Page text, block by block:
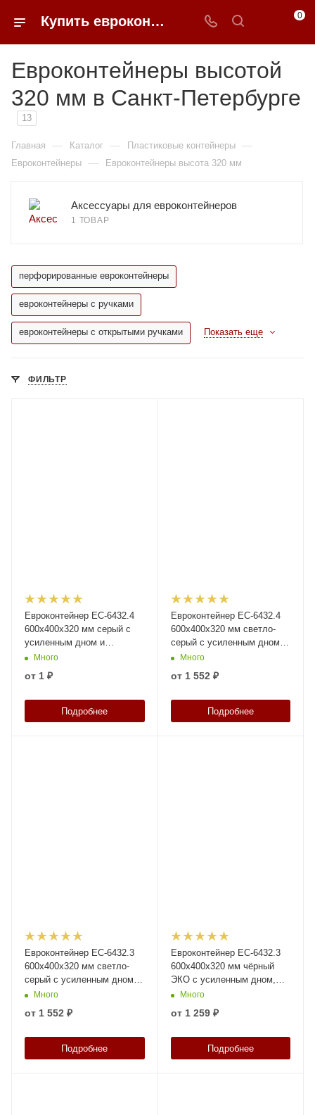
Купить евроконтейнеры высотой 320 мм в Санкт-Петербурге в 0FFER 0
Евроконтейнеры высотой
320 мм в Санкт-Петербурге
13
Главная — Каталог — Пластиковые контейнеры —
Евроконтейнеры — Евроконтейнеры высота 320 мм
Аксессуары для евроконтейнеров
1 ТОВАР
перфорированные евроконтейнеры
евроконтейнеры с ручками
евроконтейнеры с открытыми ручками Показать еще
ФИЛЬТР
Евроконтейнер ЕС-6432.4
600х400х320 мм серый с
усиленным дном и
закрытыми ручками
Много
от 1 ₽
Подробнее
Евроконтейнер ЕС-6432.4
600х400х320 мм светло-
серый с усиленным дном и
закрытыми ручками
Много
от 1 552 ₽
Подробнее
Евроконтейнер ЕС-6432.3
600х400х320 мм светло-
серый с усиленным дном,
открытыми ручками
Много
от 1 552 ₽
Подробнее
Евроконтейнер ЕС-6432.3
600х400х320 мм чёрный
ЭКО с усиленным дном,
открытыми ручками
Много
от 1 259 ₽
Подробнее